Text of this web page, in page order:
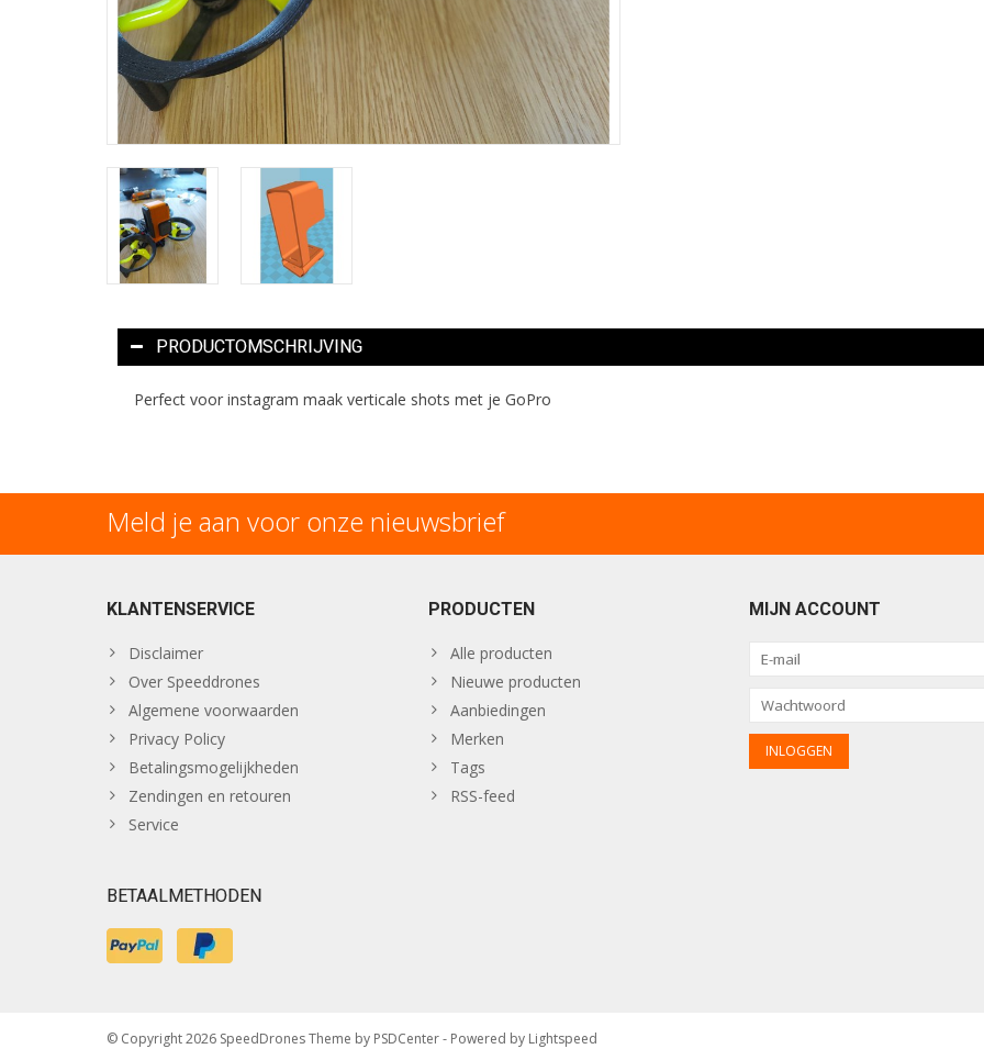
PRODUCTOMSCHRIJVING
Perfect voor instagram maak verticale shots met je GoPro
Meld je aan voor onze nieuwsbrief
KLANTENSERVICE
Disclaimer
Over Speeddrones
Algemene voorwaarden
Privacy Policy
Betalingsmogelijkheden
Zendingen en retouren
Service
PRODUCTEN
Alle producten
Nieuwe producten
Aanbiedingen
Merken
Tags
RSS-feed
MIJN ACCOUNT
BETAALMETHODEN
© Copyright 2026 SpeedDrones Theme by PSDCenter- Powered by Lightspeed